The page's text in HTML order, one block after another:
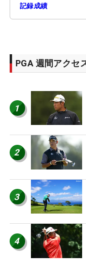
記録成績
PGA 週間アクセ
1
2
3
4